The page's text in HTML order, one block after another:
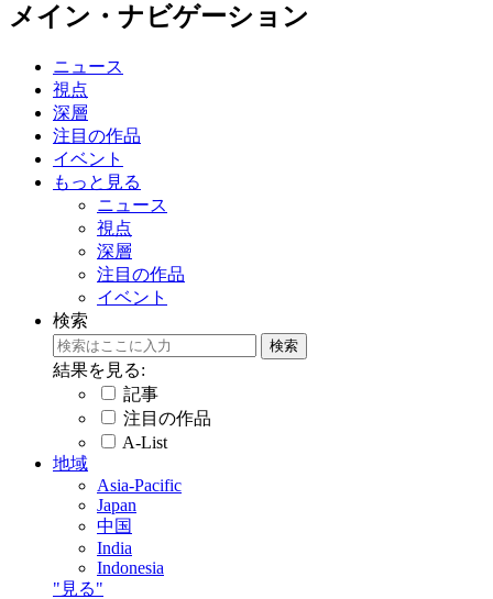
メイン・ナビゲーション
ニュース
視点
深層
注目の作品
イベント
もっと見る
ニュース
視点
深層
注目の作品
イベント
検索
結果を見る:
記事
注目の作品
A-List
地域
Asia-Pacific
Japan
中国
India
Indonesia
"見る"